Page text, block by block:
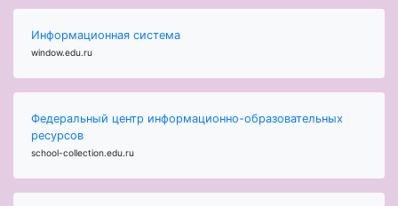
Информационная система
window.edu.ru
Федеральный центр информационно-образовательных
ресурсов
school-collection.edu.ru